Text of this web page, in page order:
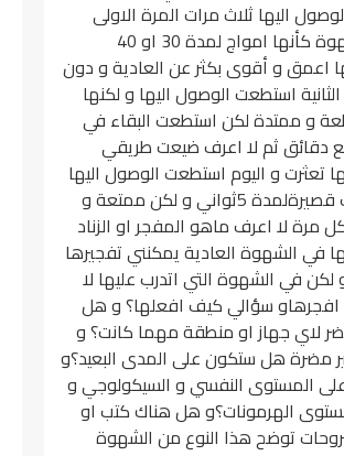
اليها ثلاث مرات المرة الاولى
جائتني الشهوة كأنها امواج لمدة 30 او 40
اعمق و أقوى بكثر عن العادية و دون
الثانية استطعت الوصول اليها و لكنها
و ممتدة لكن استطعت البقاء في
دقائق ثم لا اعرف ضيعت طريقي
تعثرت و اليوم استطعت الوصول اليها
و لكن كانت قصيرةلمدة 5ثواني و لكن ممتعة و
مرة لا اعرف ماهو المفجر او الزناد
في الشهوة العادية يمكنني تفجيرها
في الشهوة التي اتدرب عليها لا
سؤالي كيف افعلها؟ و هل
لاي جهاز او منطقة مهما كانت؟ و
مضرة هل ستكون على المدى البعيد؟و
على المستوى النفسي و السيكولوجي و
الهرمونات؟و هل هناك كتب او
توضح هذا النوع من الشهوة